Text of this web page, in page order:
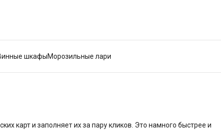
шкафыМорозильные лари
карт и заполняет их за пару кликов. Это намного быстрее и